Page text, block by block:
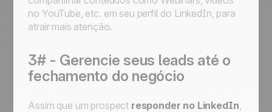
no YouTube, etc. em seu perfil do LinkedIn, para
atrair mais atenção.
3# - Gerencie seus leads até o
fechamento do negócio
Assim que um prospect responder no LinkedIn,